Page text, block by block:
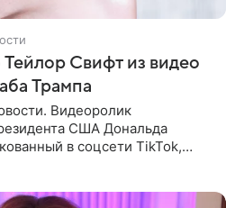
Свифт из видео
Трампа
Видеоролик
США Дональда
в соцсети TikTok,